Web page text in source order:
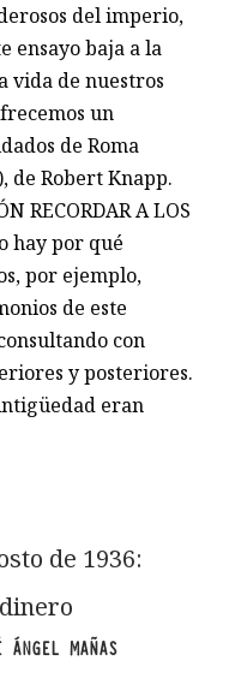
del imperio,
ensayo baja a la
vida de nuestros
un
de Roma
de Robert Knapp.
RECORDAR A LOS
hay por qué
por ejemplo,
de este
con
y posteriores.
eran
de 1936:
ÁNGEL MAÑAS